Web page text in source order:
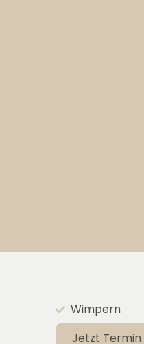
Wimpern
Jetzt